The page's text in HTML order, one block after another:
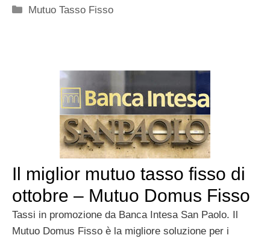
Categorie
Mutuo Tasso Fisso
Il miglior mutuo tasso fisso di
ottobre – Mutuo Domus Fisso
Tassi in promozione da Banca Intesa San Paolo. Il
Mutuo Domus Fisso è la migliore soluzione per i